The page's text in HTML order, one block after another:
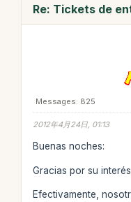
Re: Tickets de
Messages: 825
2012年4月24日, 01:13
Buenas noches:
Gracias por su
Efectivamente,